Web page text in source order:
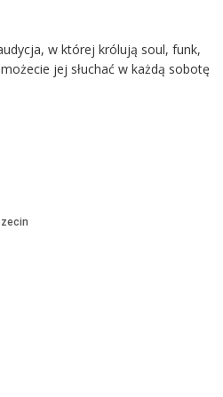
w której królują soul, funk,
jej słuchać w każdą sobotę